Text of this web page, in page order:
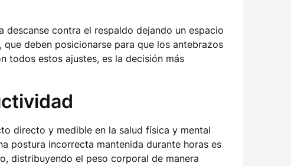
contra el respaldo dejando un espacio
deben posicionarse para que los antebrazos
todos estos ajustes, es la decisión más
directo y medible en la salud física y mental
postura incorrecta mantenida durante horas es
distribuyendo el peso corporal de manera